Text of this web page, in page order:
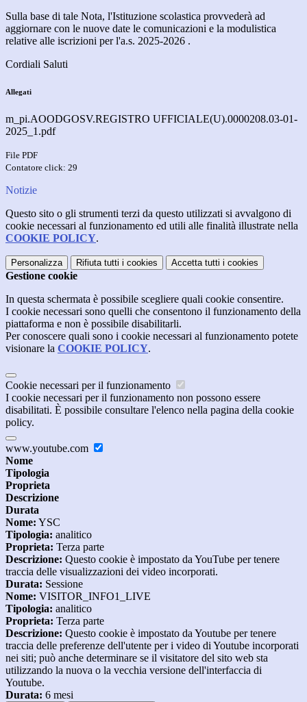
Sulla base di tale Nota, l'Istituzione scolastica provvederà ad
aggiornare con le nuove date le comunicazioni e la modulistica
relative alle iscrizioni per l'a.s. 2025-2026 .
Cordiali Saluti
Allegati
m_pi.AOODGOSV.REGISTRO UFFICIALE(U).0000208.03-01-
2025_1.pdf
File PDF
Contatore click: 29
Notizie
Questo sito o gli strumenti terzi da questo utilizzati si avvalgono di
cookie necessari al funzionamento ed utili alle finalità illustrate nella
COOKIE POLICY.
Personalizza Rifiuta tutti i cookies Accetta tutti i cookies
Gestione cookie
In questa schermata è possibile scegliere quali cookie consentire.
I cookie necessari sono quelli che consentono il funzionamento della
piattaforma e non è possibile disabilitarli.
Per conoscere quali sono i cookie necessari al funzionamento potete
visionare la COOKIE POLICY.
Cookie necessari per il funzionamento
I cookie necessari per il funzionamento non possono essere
disabilitati. È possibile consultare l'elenco nella pagina della cookie
policy.
www.youtube.com
Nome
Tipologia
Proprieta
Descrizione
Durata
Nome: YSC
Tipologia: analitico
Proprieta: Terza parte
Descrizione: Questo cookie è impostato da YouTube per tenere
traccia delle visualizzazioni dei video incorporati.
Durata: Sessione
Nome: VISITOR_INFO1_LIVE
Tipologia: analitico
Proprieta: Terza parte
Descrizione: Questo cookie è impostato da Youtube per tenere
traccia delle preferenze dell'utente per i video di Youtube incorporati
nei siti; può anche determinare se il visitatore del sito web sta
utilizzando la nuova o la vecchia versione dell'interfaccia di
Youtube.
Durata: 6 mesi